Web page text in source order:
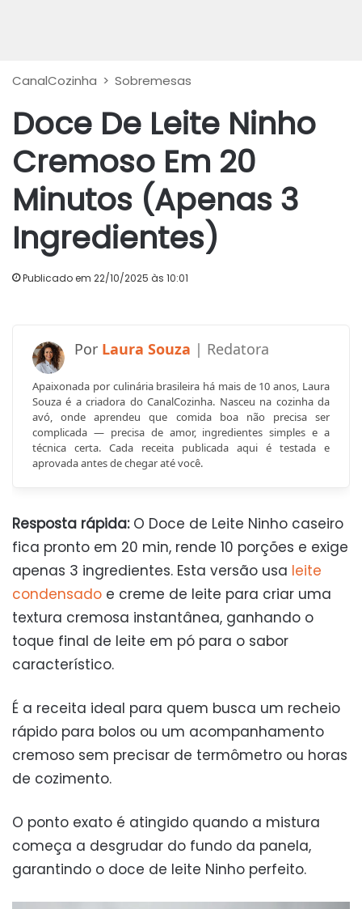
CanalCozinha > Sobremesas
Doce De Leite Ninho
Cremoso Em 20
Minutos (Apenas 3
Ingredientes)
Publicado em 22/10/2025 às 10:01
Laura Souza
Apaixonada por culinária brasileira há mais de 10 anos, Laura
Souza é a criadora do CanalCozinha. Nasceu na cozinha da
avó, onde aprendeu que comida boa não precisa ser
complicada — precisa de amor, ingredientes simples e a
técnica certa. Cada receita publicada aqui é testada e
aprovada antes de chegar até você.
Resposta rápida:O Doce de Leite Ninho caseiro
fica pronto em 20 min, rende 10 porções e exige
apenas 3 ingredientes. Esta versão usa leite
condensado e creme de leite para criar uma
textura cremosa instantânea, ganhando o
toque final de leite em pó para o sabor
característico.
É a receita ideal para quem busca um recheio
rápido para bolos ou um acompanhamento
cremoso sem precisar de termômetro ou horas
de cozimento.
O ponto exato é atingido quando a mistura
começa a desgrudar do fundo da panela,
garantindo o doce de leite Ninho perfeito.